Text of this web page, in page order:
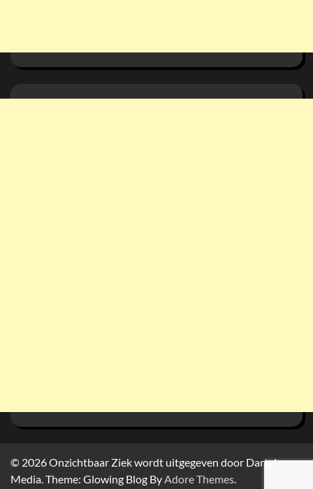
© 2026Onzichtbaar Ziek wordt uitgegeven door Dartel
Media. Theme: Glowing Blog ByAdore Themes.